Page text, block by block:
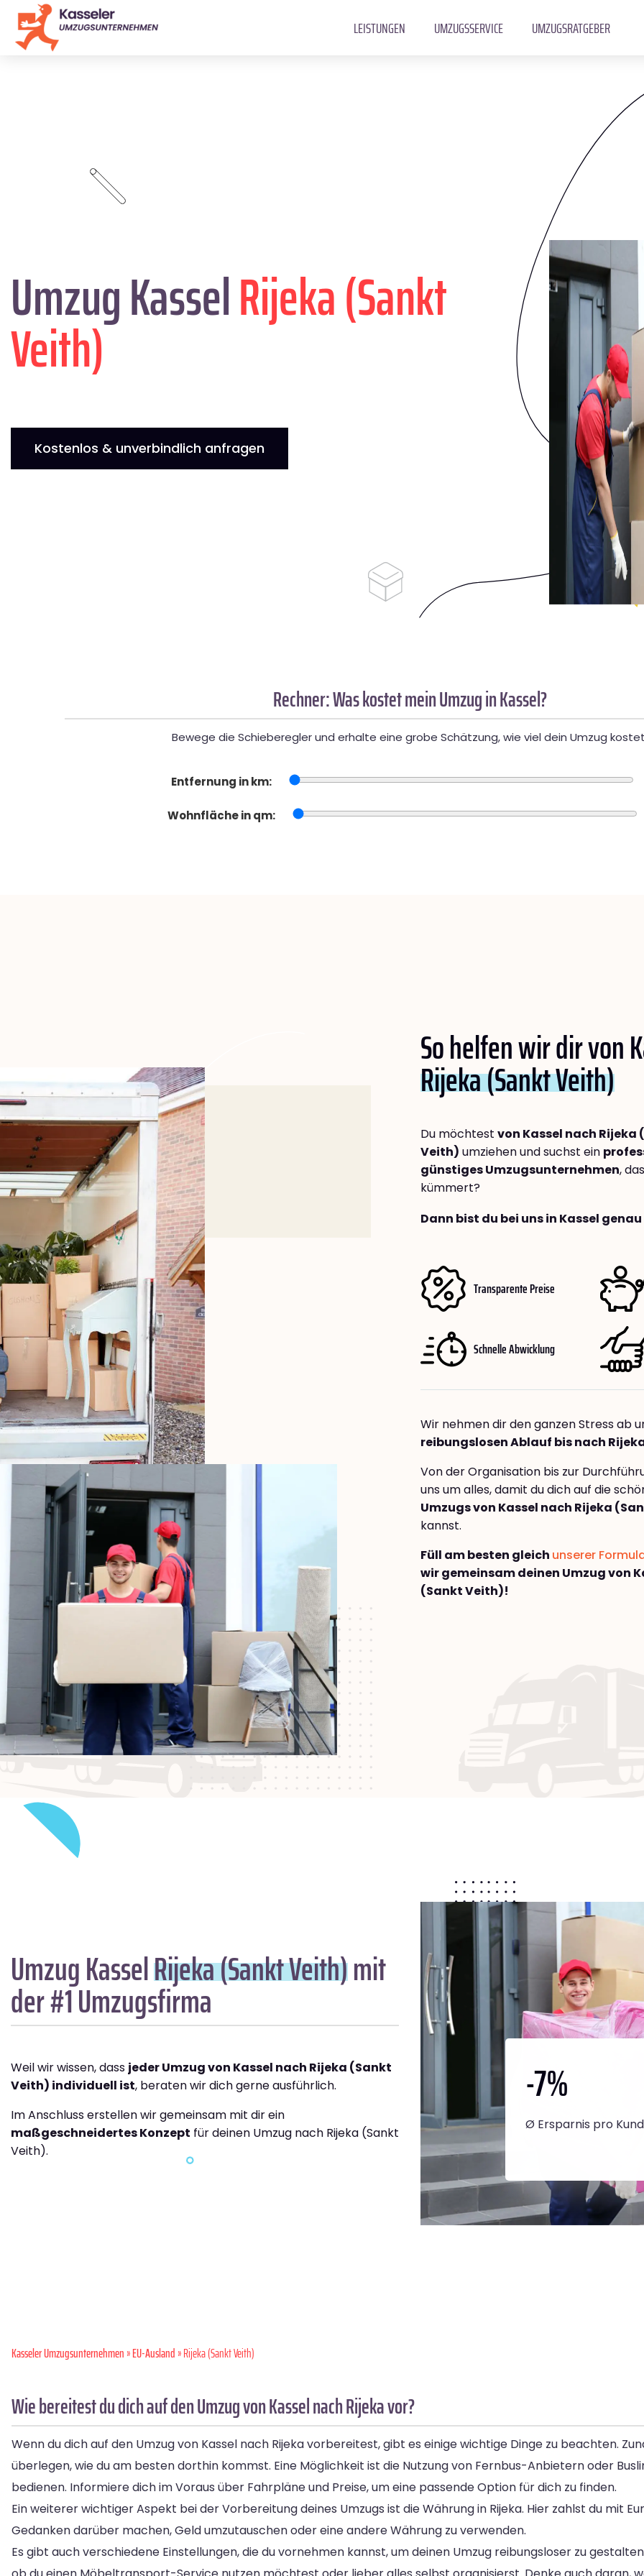
LEISTUNGEN UMZUGSSERVICE UMZUGSRATGEBER
Umzug KasselRijeka (Sankt
Veith)
Kostenlos & unverbindlich anfragen
Rechner: Was kostet mein Umzug in Kassel?
Bewege die Schieberegler und erhalte eine grobe Schätzung, wie viel dein Umzug
Entfernung in km:
Wohnfläche in qm:
So helfen wir dir von
Rijeka (Sankt Veith)
Du möchtest von Kassel nach Rijeka
Veith) umziehen und suchst ein
günstiges Umzugsunternehmen,
kümmert?
Dann bist du bei uns in Kassel
Transparente Preise
Schnelle Abwicklung
Wir nehmen dir den ganzen Stress ab
reibungslosen Ablauf bis nach
Von der Organisation bis zur
uns um alles, damit du dich auf die
Umzugs von Kassel nach Rijeka
kannst.
Füll am besten gleich unserer
wir gemeinsam deinen Umzug von
(Sankt Veith)!
Umzug KasselRijeka (Sankt Veith)mit
der #1 Umzugsfirma
Weil wir wissen, dass jeder Umzug von Kassel nach Rijeka (Sankt
Veith) individuell ist, beraten wir dich gerne ausführlich.
Im Anschluss erstellen wir gemeinsam mit dir ein
maßgeschneidertes Konzept für deinen Umzug nach Rijeka (Sankt
Veith).
-7%
Ø Ersparnis pro
Kasseler Umzugsunternehmen»EU-Ausland» Rijeka (Sankt Veith)
Wie bereitest du dich auf den Umzug von Kassel nach Rijeka vor?
Wenn du dich auf den Umzug von Kassel nach Rijeka vorbereitest, gibt es einige wichtige Dinge zu beachten.
überlegen, wie du am besten dorthin kommst. Eine Möglichkeit ist die Nutzung von Fernbus-Anbietern oder
bedienen. Informiere dich im Voraus über Fahrpläne und Preise, um eine passende Option für dich zu finden.
Ein weiterer wichtiger Aspekt bei der Vorbereitung deines Umzugs ist die Währung in Rijeka. Hier zahlst du mit
Gedanken darüber machen, Geld umzutauschen oder eine andere Währung zu verwenden.
Es gibt auch verschiedene Einstellungen, die du vornehmen kannst, um deinen Umzug reibungsloser zu